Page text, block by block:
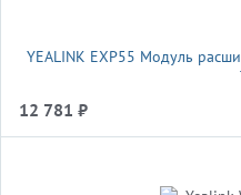
YEALINK EXP55 Модуль
12 781 ₽